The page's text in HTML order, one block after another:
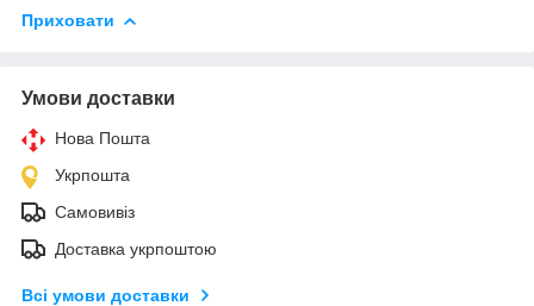
Приховати
Умови доставки
Нова Пошта
Укрпошта
Самовивіз
Доставка укрпоштою
Всі умови доставки